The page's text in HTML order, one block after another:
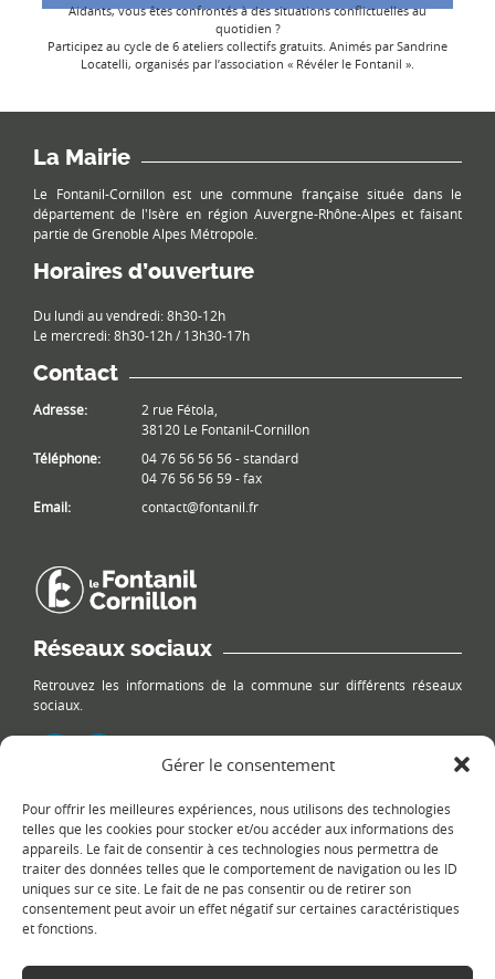
Gérer le consentement
Pour offrir les meilleures expériences, nous utilisons des technologies
telles que les cookies pour stocker et/ou accéder aux informations des
appareils. Le fait de consentir à ces technologies nous permettra de
traiter des données telles que le comportement de navigation ou les ID
uniques sur ce site. Le fait de ne pas consentir ou de retirer son
consentement peut avoir un effet négatif sur certaines caractéristiques
et fonctions.
Aidants, vous êtes confrontés à des situations conflictuelles au
quotidien ?
Participez au cycle de 6 ateliers collectifs gratuits. Animés par Sandrine
Locatelli, organisés par l’association « Révéler le Fontanil ».
La Mairie
Le Fontanil-Cornillon est une commune française située dans le
département de l'Isère en région Auvergne-Rhône-Alpes et faisant
partie de Grenoble Alpes Métropole.
Horaires d’ouverture
Du lundi au vendredi: 8h30-12h
Le mercredi: 8h30-12h / 13h30-17h
Contact
Adresse:
2 rue Fétola,
38120 Le Fontanil-Cornillon
Téléphone:
04 76 56 56 56 - standard
04 76 56 56 59 - fax
Email:
contact@fontanil.fr
Réseaux sociaux
Retrouvez les informations de la commune sur différents réseaux
sociaux.
Le plan du site